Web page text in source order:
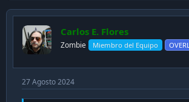
Carlos E. Flores
Zombie Miembro del Equipo
27 Agosto 2024